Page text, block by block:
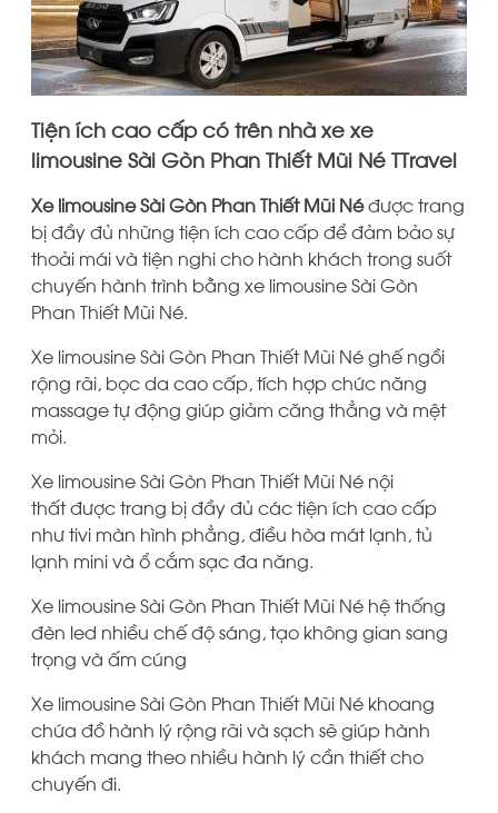
Tiện ích cao cấp có trên nhà xe xe
limousine Sài Gòn Phan Thiết Mũi Né TTravel
Xe limousine Sài Gòn Phan Thiết Mũi Néđược trang
bị đầy đủ những tiện ích cao cấp để đảm bảo sự
thoải mái và tiện nghi cho hành khách trong suốt
chuyến hành trình bằng xe limousine Sài Gòn
Phan Thiết Mũi Né.
Xe limousine Sài Gòn Phan Thiết Mũi Né ghế ngồi
rộng rãi, bọc da cao cấp, tích hợp chức năng
massage tự động giúp giảm căng thẳng và mệt
mỏi.
Xe limousine Sài Gòn Phan Thiết Mũi Né nội
thất được trang bị đầy đủ các tiện ích cao cấp
như tivi màn hình phẳng, điều hòa mát lạnh, tủ
lạnh mini và ổ cắm sạc đa năng.
Xe limousine Sài Gòn Phan Thiết Mũi Né hệ thống
đèn led nhiều chế độ sáng, tạo không gian sang
trọng và ấm cúng
Xe limousine Sài Gòn Phan Thiết Mũi Né khoang
chứa đồ hành lý rộng rãi và sạch sẽ giúp hành
khách mang theo nhiều hành lý cần thiết cho
chuyến đi.